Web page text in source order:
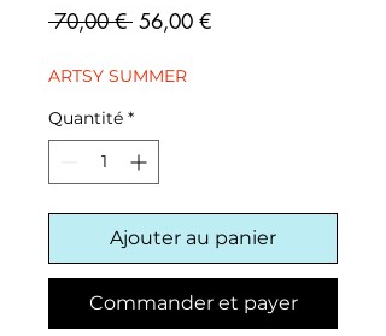
70,00 € Prix
56,00 €Prix
ARTSY SUMMER
Quantité *
Ajouter au panier
Commander et payer